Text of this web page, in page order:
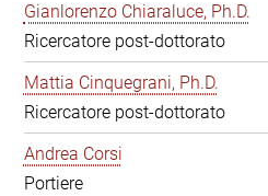
Gianlorenzo Chiaraluce, Ph.D.
Ricercatore post-dottorato
Mattia Cinquegrani, Ph.D.
Ricercatore post-dottorato
Andrea Corsi
Portiere